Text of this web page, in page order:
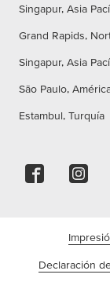
Singapur, Asia
Grand Rapids,
Singapur, Asia
São Paulo,
Estambul, Turquía
Declaración